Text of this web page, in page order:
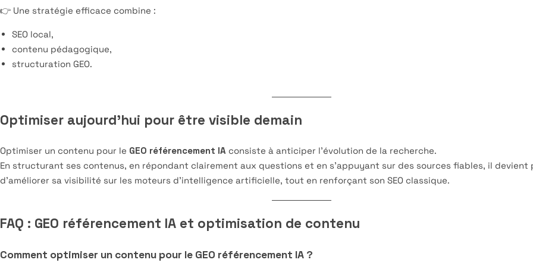
👉 Une stratégie efficace combine :
SEO local,
contenu pédagogique,
structuration GEO.
Optimiser aujourd’hui pour être visible demain
Optimiser un contenu pour le GEO référencement IA consiste à anticiper l’évolution de la recherche.
En structurant ses contenus, en répondant clairement aux questions et en s’appuyant sur des sources fiables, il devient
d’améliorer sa visibilité sur les moteurs d’intelligence artificielle, tout en renforçant son SEO classique.
FAQ : GEO référencement IA et optimisation de contenu
Comment optimiser un contenu pour le GEO référencement IA ?